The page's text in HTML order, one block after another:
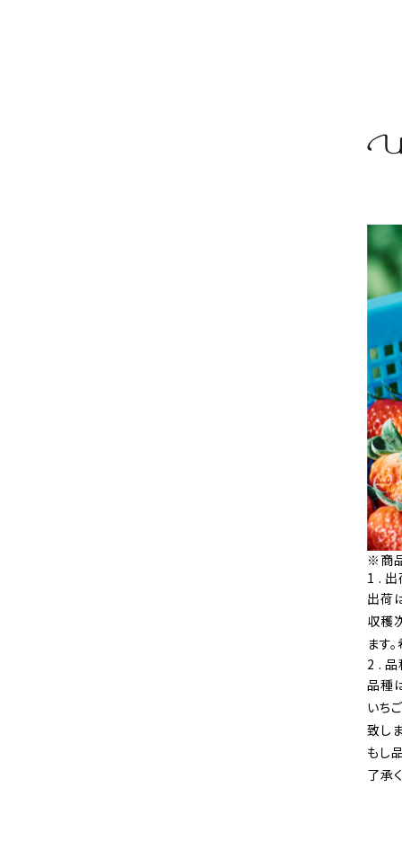
※商
1 . 出
出荷
収穫
ます
2 . 品
品種
いち
致し
もし
了承